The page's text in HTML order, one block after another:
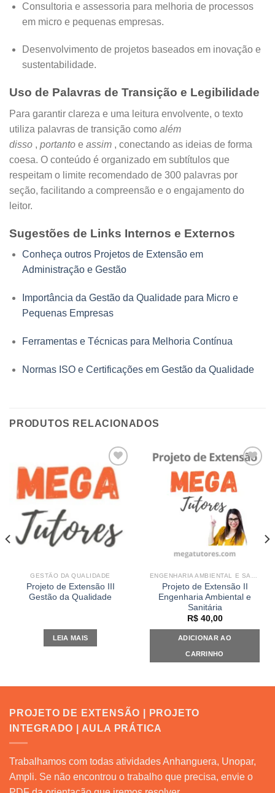
Consultoria e assessoria para melhoria de processos
em micro e pequenas empresas.
Desenvolvimento de projetos baseados em inovação e
sustentabilidade.
Uso de Palavras de Transição e Legibilidade
Para garantir clareza e uma leitura envolvente, o texto
utiliza palavras de transição como além
disso , portanto e assim , conectando as ideias de forma
coesa. O conteúdo é organizado em subtítulos que
respeitam o limite recomendado de 300 palavras por
seção, facilitando a compreensão e o engajamento do
leitor.
Sugestões de Links Internos e Externos
Conheça outros Projetos de Extensão em
Administração e Gestão
Importância da Gestão da Qualidade para Micro e
Pequenas Empresas
Ferramentas e Técnicas para Melhoria Contínua
Normas ISO e Certificações em Gestão da Qualidade
PRODUTOS RELACIONADOS
Add to
GESTÃO DA QUALIDADE
Projeto de Extensão III
Gestão da Qualidade
LEIA MAIS
ENGENHARIA AMBIENTAL E SANITÁRIA
Projeto de Extensão II
Engenharia Ambiental e
Sanitária
R$40,00
ADICIONAR AO
CARRINHO
PROJETO DE EXTENSÃO | PROJETO
INTEGRADO | AULA PRÁTICA
Trabalhamos com todas atividades Anhanguera, Unopar,
Ampli. Se não encontrou o trabalho que precisa, envie o